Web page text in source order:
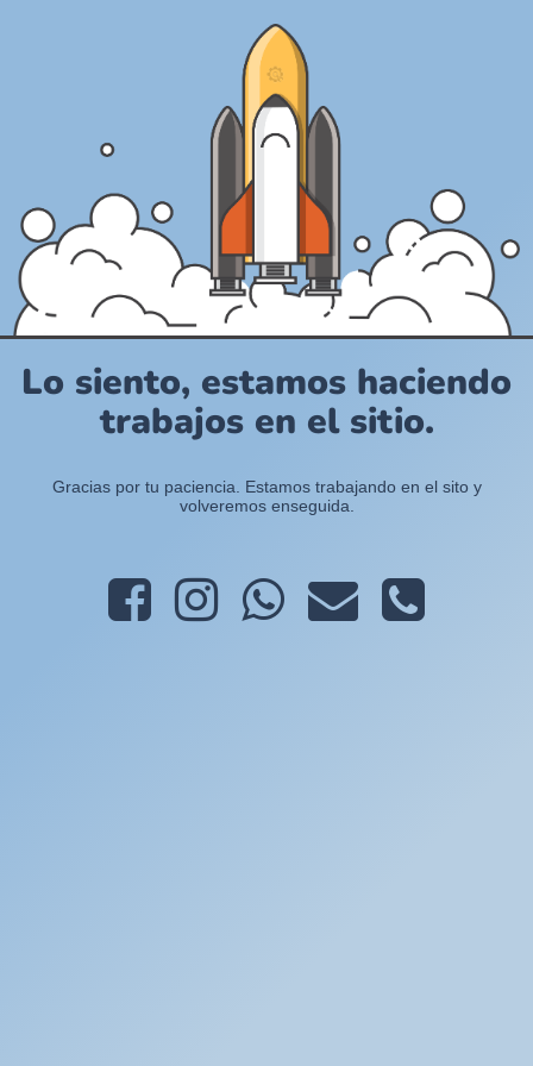
Lo siento, estamos haciendo
trabajos en el sitio.
Gracias por tu paciencia. Estamos trabajando en el sito y
volveremos enseguida.